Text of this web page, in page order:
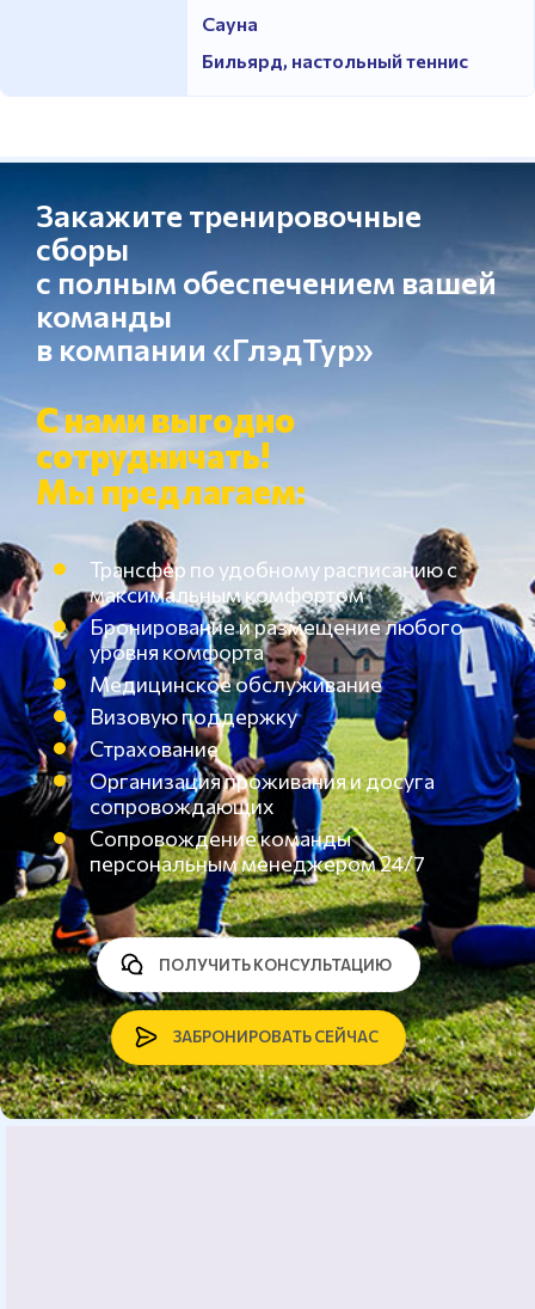
Сауна
Бильярд, настольный теннис
Закажите тренировочные
сборы
с полным обеспечением вашей
команды
в компании «ГлэдТур»
С нами выгодно
сотрудничать!
Мы предлагаем:
Трансфер по удобному расписанию с
максимальным комфортом
Бронирование и размещение любого
уровня комфорта
Медицинское обслуживание
Визовую поддержку
Страхование
Организация проживания и досуга
сопровождающих
Сопровождение команды
персональным менеджером 24/7
ЗАБРОНИРОВАТЬ СЕЙЧАС
ПОЛУЧИТЬ КОНСУЛЬТАЦИЮ